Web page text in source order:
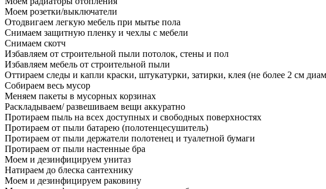
Моем розетки/выключатели
Отодвигаем легкую мебель при мытье пола
Снимаем защитную пленку и чехлы с мебели
Снимаем скотч
Избавляем от строительной пыли потолок, стены и пол
Избавляем мебель от строительной пыли
Оттираем следы и капли краски, штукатурки, затирки, клея (не более 2 см
Собираем весь мусор
Меняем пакеты в мусорных корзинах
Раскладываем/ развешиваем вещи аккуратно
Протираем пыль на всех доступных и свободных поверхностях
Протираем от пыли батарею (полотенцесушитель)
Протираем от пыли держатели полотенец и туалетной бумаги
Протираем от пыли настенные бра
Моем и дезинфицируем унитаз
Натираем до блеска сантехнику
Моем и дезинфицируем раковину